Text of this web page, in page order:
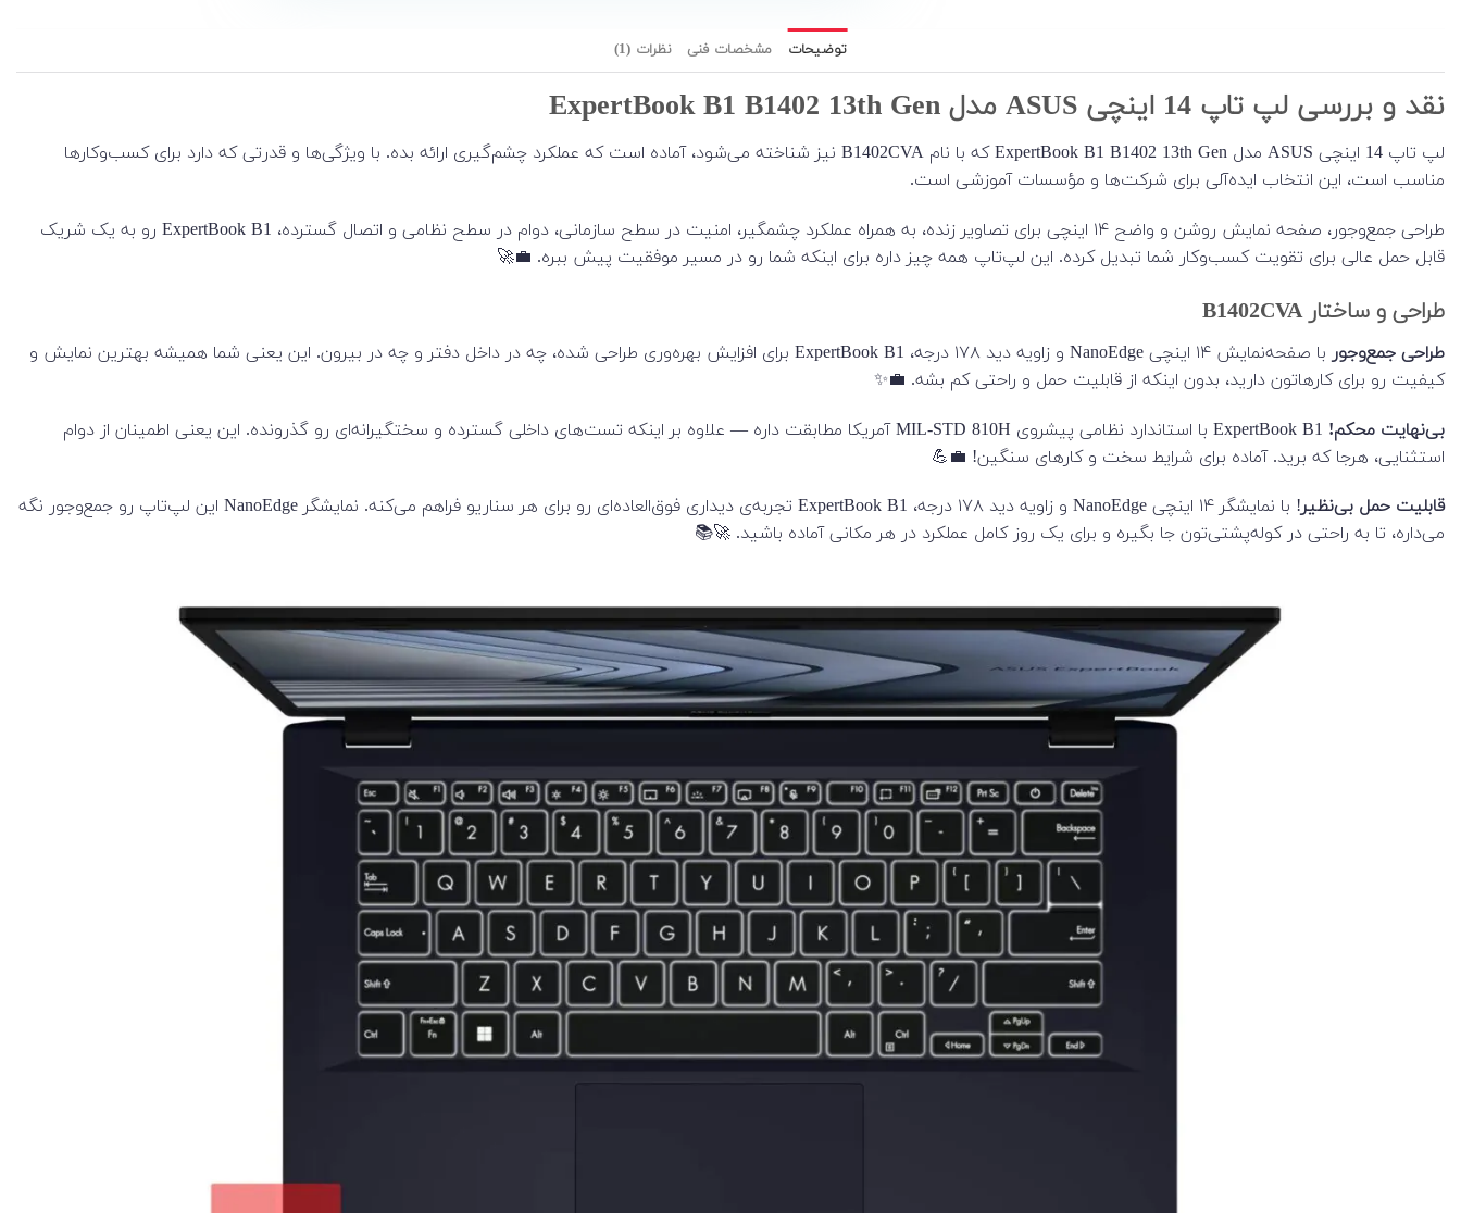
توضیحات مشخصات فنی نظرات (1)
نقد و بررسی لپ تاپ 14 اینچی ASUS مدل ExpertBook B1 B1402 13th Gen
لپ تاپ 14 اینچی ASUS مدل ExpertBook B1 B1402 13th Gen که با نام B1402CVA نیز شناخته می‌شود، آماده است که عملکرد چشم‌گیری ارائه بده. با ویژگی‌ها و قدرتی که دارد برای کسب‌وکارها
مناسب است، این انتخاب ایده‌آلی برای شرکت‌ها و مؤسسات آموزشی است.
طراحی جمع‌وجور، صفحه نمایش روشن و واضح ۱۴ اینچی برای تصاویر زنده، به همراه عملکرد چشمگیر، امنیت در سطح سازمانی، دوام در سطح نظامی و اتصال گسترده، ExpertBook B1 رو به یک شریک
قابل حمل عالی برای تقویت کسب‌وکار شما تبدیل کرده. این لپ‌تاپ همه چیز داره برای اینکه شما رو در مسیر موفقیت پیش ببره. 💼🚀
طراحی و ساختار B1402CVA
طراحی جمع‌وجور
با صفحه‌نمایش ۱۴ اینچی NanoEdge و زاویه دید ۱۷۸ درجه، ExpertBook B1 برای افزایش بهره‌وری طراحی شده، چه در داخل دفتر و چه در بیرون. این یعنی شما همیشه بهترین نمایش و
کیفیت رو برای کارهاتون دارید، بدون اینکه از قابلیت حمل و راحتی کم بشه. 💼✨
بی‌نهایت محکم!
ExpertBook B1 با استاندارد نظامی پیشروی MIL-STD 810H آمریکا مطابقت داره — علاوه بر اینکه تست‌های داخلی گسترده و سختگیرانه‌ای رو گذرونده. این یعنی اطمینان از دوام
استثنایی، هرجا که برید. آماده برای شرایط سخت و کارهای سنگین! 💼💪
قابلیت حمل بی‌نظیر
! با نمایشگر ۱۴ اینچی NanoEdge و زاویه دید ۱۷۸ درجه، ExpertBook B1 تجربه‌ی دیداری فوق‌العاده‌ای رو برای هر سناریو فراهم می‌کنه. نمایشگر NanoEdge این لپ‌تاپ رو جمع‌وجور نگه
می‌داره، تا به راحتی در کوله‌پشتی‌تون جا بگیره و برای یک روز کامل عملکرد در هر مکانی آماده باشید. 🚀📚